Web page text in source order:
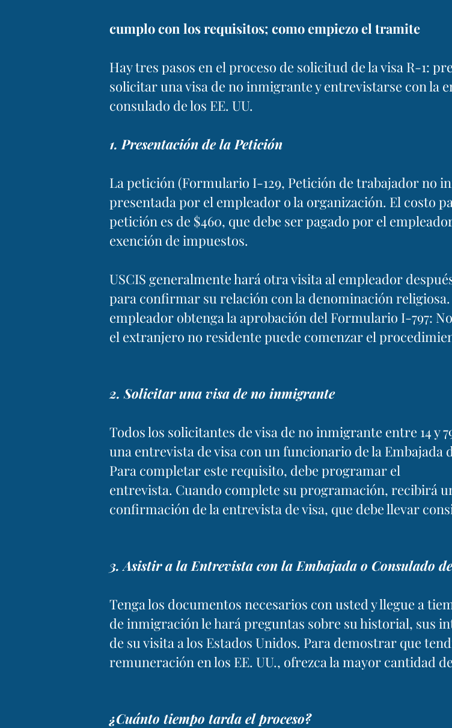
cumplo con los requisitos; como empiezo el tramite
Hay tres pasos en el proceso de solicitud de la visa R-1:
solicitar una visa de no inmigrante y entrevistarse con la
consulado de los EE. UU.
1. Presentación de la Petición
La petición (Formulario I-129, Petición de trabajador no
presentada por el empleador o la organización. El costo
petición es de $460, que debe ser pagado por el
exención de impuestos.
USCIS generalmente hará otra visita al empleador
para confirmar su relación con la denominación religiosa.
empleador obtenga la aprobación del Formulario I-797:
el extranjero no residente puede comenzar el
2. Solicitar una visa de no inmigrante
Todos los solicitantes de visa de no inmigrante entre 14 y
una entrevista de visa con un funcionario de la Embajada
Para completar este requisito, debe programar el
entrevista. Cuando complete su programación, recibirá
confirmación de la entrevista de visa, que debe llevar
3. Asistir a la Entrevista con la Embajada o Consulado
Tenga los documentos necesarios con usted y llegue a
de inmigración le hará preguntas sobre su historial, sus
de su visita a los Estados Unidos. Para demostrar que
remuneración en los EE. UU., ofrezca la mayor cantidad
¿Cuánto tiempo tarda el proceso?